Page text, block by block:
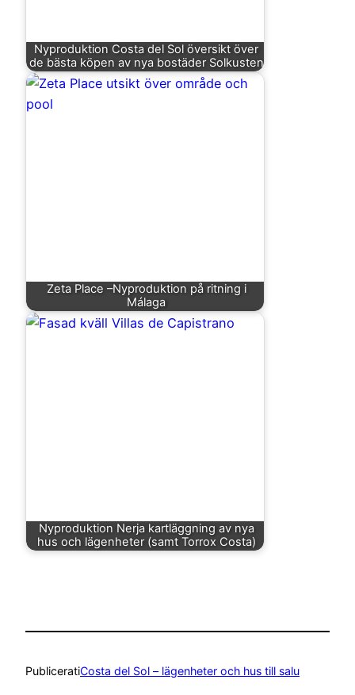
Nyproduktion Costa del Sol översikt över
de bästa köpen av nya bostäder Solkusten
Zeta Place –Nyproduktion på ritning i
Málaga
Nyproduktion Nerja kartläggning av nya
hus och lägenheter (samt Torrox Costa)
PubliceratiCosta del Sol – lägenheter och hus till salu